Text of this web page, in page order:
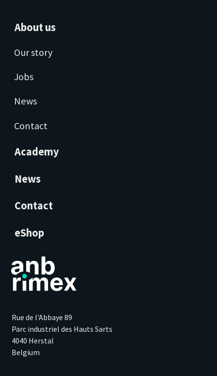
About us
Our story
Jobs
News
Contact
Academy
News
Contact
eShop
Rue de l'Abbaye 89
Parc industriel des Hauts Sarts
4040 Herstal
Belgium